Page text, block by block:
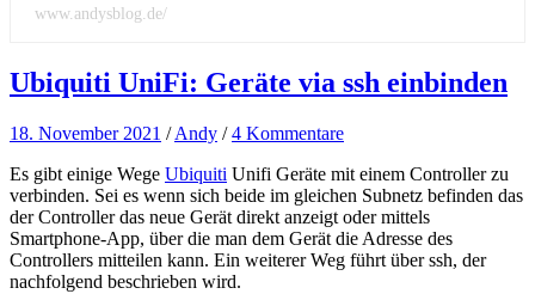
www.andysblog.de/
Ubiquiti UniFi: Geräte via ssh einbinden
18. November 2021 /Andy /4 Kommentare
Es gibt einige Wege Ubiquiti Unifi Geräte mit einem Controller zu
verbinden. Sei es wenn sich beide im gleichen Subnetz befinden das
der Controller das neue Gerät direkt anzeigt oder mittels
Smartphone-App, über die man dem Gerät die Adresse des
Controllers mitteilen kann. Ein weiterer Weg führt über ssh, der
nachfolgend beschrieben wird.